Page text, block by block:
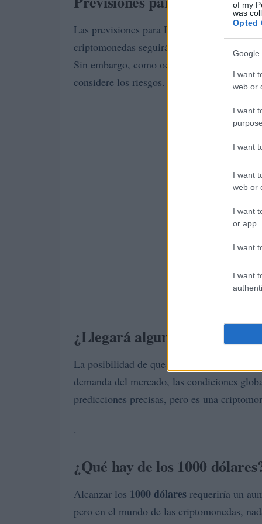
of my
was
Opted
Google
I want
web or
I want
I want
I want
web or
I want
or app.
I want
I want
Las previsiones para PELFORT en 2024
criptomonedas seguirán creciendo,
Sin embargo, como ocurre con cualquier
considere los riesgos.
¿Llegará alguna vez a los
La posibilidad de que PELFORT alcance los
demanda del mercado, las condiciones
predicciones precisas, pero es una
.
¿Qué hay de los 1000
Alcanzar los 1000 dólares requeriría un
pero en el mundo de las criptomonedas,